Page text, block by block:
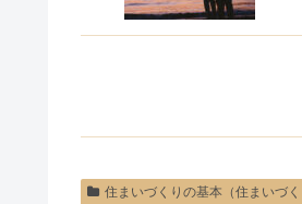
住まいづくりの基本（住まいづく